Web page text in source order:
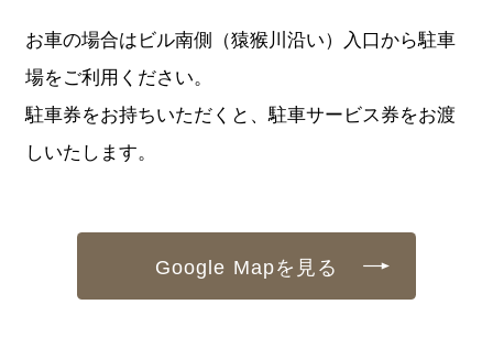
お車の場合はビル南側（猿猴川沿い）入口から駐車
場をご利用ください。
駐車券をお持ちいただくと、駐車サービス券をお渡
しいたします。
Google Mapを見る